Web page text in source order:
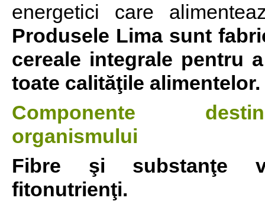
energetici care
Produsele Lima sunt
cereale integrale pentru
toate calităţile alimentelor.
Componente
organismului
Fibre şi substanţe
fitonutrienţi.